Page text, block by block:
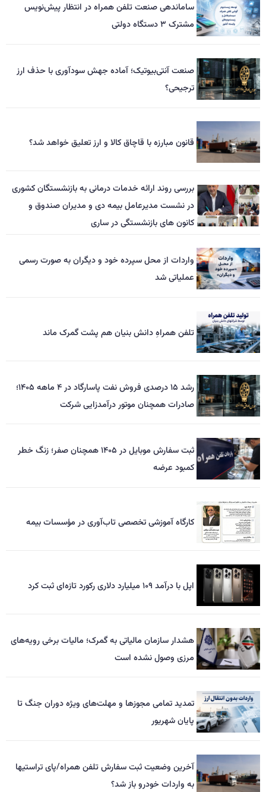
ساماندهی صنعت تلفن همراه در انتظار پیش‌نویس
مشترک ۳ دستگاه دولتی
صنعت آنتی‌بیوتیک؛ آماده جهش سودآوری با حذف ارز
ترجیحی؟
قانون مبارزه با قاچاق کالا و ارز تعلیق خواهد شد؟
بررسی روند ارائه خدمات درمانی به بازنشستگان کشوری
در نشست مدیرعامل بیمه دی و مدیران صندوق و
کانون های بازنشستگی در ساری
واردات از محل سپرده خود و دیگران به صورت رسمی
عملیاتی شد
تلفن همراهِ دانش بنیان هم پشت گمرک ماند
رشد ۱۵ درصدی فروش نفت پاسارگاد در ۴ ماهه ۱۴۰۵؛
صادرات همچنان موتور درآمدزایی شرکت
ثبت سفارش موبایل در ۱۴۰۵ همچنان صفر؛ زنگ خطر
کمبود عرضه
کارگاه آموزشی تخصصی تاب‌آوری در مؤسسات بیمه
اپل با درآمد ۱۰۹ میلیارد دلاری رکورد تازه‌ای ثبت کرد
هشدار سازمان مالیاتی به گمرک؛ مالیات برخی رویه‌های
مرزی وصول نشده است
تمدید تمامی مجوزها و مهلت‌های ویژه دوران جنگ تا
پایان شهریور
آخرین وضعیت ثبت سفارش تلفن همراه/پای تراستیها
به واردات خودرو باز شد؟